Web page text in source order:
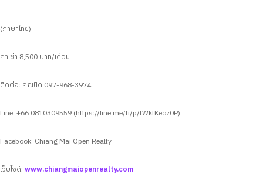
(ภาษาไทย)
ค่าเช่า 8,500 บาท/เดือน
ติดต่อ: คุณนิด 097-968-3974
Line: +66 0810309559 (https://line.me/ti/p/tWkfKeoz0P)
Facebook: Chiang Mai Open Realty
เว็บไซด์: www.chiangmaiopenrealty.com